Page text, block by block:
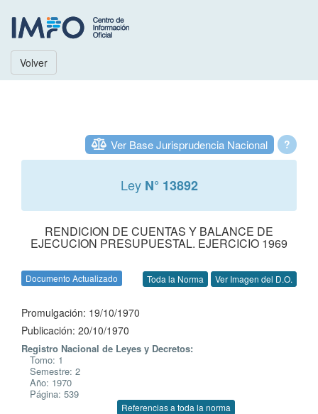
Volver
?
Ver Base Jurisprudencia Nacional
Ley N° 13892
RENDICION DE CUENTAS Y BALANCE DE
EJECUCION PRESUPUESTAL. EJERCICIO 1969
Documento Actualizado Toda la Norma Ver Imagen del D.O.
Promulgación: 19/10/1970
Publicación: 20/10/1970
Registro Nacional de Leyes y Decretos:
Tomo: 1
Semestre: 2
Año: 1970
Página: 539
Referencias a toda la norma